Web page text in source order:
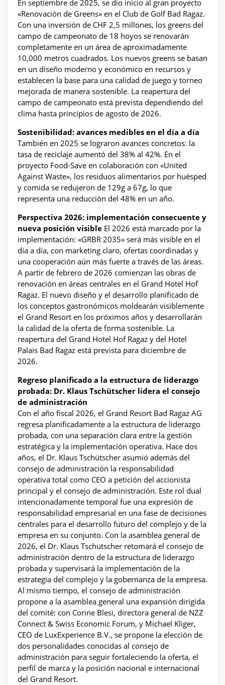
En septiembre de 2025, se dio inicio al gran proyecto
«Renovación de Greens» en el Club de Golf Bad Ragaz.
Con una inversión de CHF 2,5 millones, los greens del
campo de campeonato de 18 hoyos se renovarán
completamente en un área de aproximadamente
10,000 metros cuadrados. Los nuevos greens se basan
en un diseño moderno y económico en recursos y
establecen la base para una calidad de juego y torneo
mejorada de manera sostenible. La reapertura del
campo de campeonato está prevista dependiendo del
clima hasta principios de agosto de 2026.
Sostenibilidad: avances medibles en el día a día
También en 2025 se lograron avances concretos: la
tasa de reciclaje aumentó del 38% al 42%. En el
proyecto Food-Save en colaboración con «United
Against Waste», los residuos alimentarios por huésped
y comida se redujeron de 129g a 67g, lo que
representa una reducción del 48% en un año.
Perspectiva 2026: implementación consecuente y
nueva posición visible El 2026 está marcado por la
implementación: «GRBR 2035» será más visible en el
día a día, con marketing claro, ofertas coordinadas y
una cooperación aún más fuerte a través de las áreas.
A partir de febrero de 2026 comienzan las obras de
renovación en áreas centrales en el Grand Hotel Hof
Ragaz. El nuevo diseño y el desarrollo planificado de
los conceptos gastronómicos moldearán visiblemente
el Grand Resort en los próximos años y desarrollarán
la calidad de la oferta de forma sostenible. La
reapertura del Grand Hotel Hof Ragaz y del Hotel
Palais Bad Ragaz está prevista para diciembre de
2026.
Regreso planificado a la estructura de liderazgo
probada: Dr. Klaus Tschütscher lidera el consejo
de administración
Con el año fiscal 2026, el Grand Resort Bad Ragaz AG
regresa planificadamente a la estructura de liderazgo
probada, con una separación clara entre la gestión
estratégica y la implementación operativa. Hace dos
años, el Dr. Klaus Tschütscher asumió además del
consejo de administración la responsabilidad
operativa total como CEO a petición del accionista
principal y el consejo de administración. Este rol dual
intencionadamente temporal fue una expresión de
responsabilidad empresarial en una fase de decisiones
centrales para el desarrollo futuro del complejo y de la
empresa en su conjunto. Con la asamblea general de
2026, el Dr. Klaus Tschütscher retomará el consejo de
administración dentro de la estructura de liderazgo
probada y supervisará la implementación de la
estrategia del complejo y la gobernanza de la empresa.
Al mismo tiempo, el consejo de administración
propone a la asamblea general una expansión dirigida
del comité: con Corine Blesi, directora general de NZZ
Connect & Swiss Economic Forum, y Michael Kliger,
CEO de LuxExperience B.V., se propone la elección de
dos personalidades conocidas al consejo de
administración para seguir fortaleciendo la oferta, el
perfil de marca y la posición nacional e internacional
del Grand Resort.